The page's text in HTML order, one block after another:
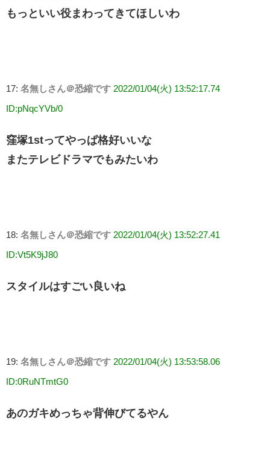
もっといい役まわってきてほしいわ
17: 名無しさん＠恐縮です 2022/01/04(火) 13:52:17.74
ID:pNqcYVb/0
窪塚1stってやっぱ格好いいな
またテレビドラマでもみたいわ
18: 名無しさん＠恐縮です 2022/01/04(火) 13:52:27.41
ID:Vt5K9jJ80
スタイルはすごい良いね
19: 名無しさん＠恐縮です 2022/01/04(火) 13:53:58.06
ID:0RuNTmtG0
あのガキめっちゃ背伸びてるやん